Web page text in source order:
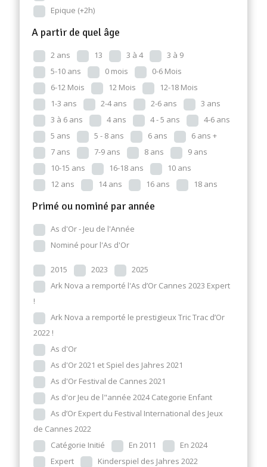
Epique (+2h)
A partir de quel âge
2 ans 13 3 à 4
3 à 9
5-10 ans
0 mois
0-6 Mois
6-12 Mois
12 Mois
12-18 Mois
1-3 ans
2-4 ans 2-6 ans
3 ans
3 à 6 ans
4 ans 4 - 5 ans
4-6 ans
5 ans
5 - 8 ans 6 ans
6 ans +
7 ans
7-9 ans 8 ans
9 ans
10-15 ans
16-18 ans
10 ans
12 ans
14 ans 16 ans 18 ans
Primé ou nominé par année
As d'Or - Jeu de l'Année
Nominé pour l'As d'Or
2015 2023
2025
Ark Nova a remporté l'As d’Or Cannes 2023 Expert
!
Ark Nova a remporté le prestigieux Tric Trac d’Or
2022 !
As d'Or
As d'Or 2021 et Spiel des Jahres 2021
As d'Or Festival de Cannes 2021
As d'or Jeu de l"année 2024 Categorie Enfant
As d’Or Expert du Festival International des Jeux
de Cannes 2022
Catégorie Initié
En 2011
En 2024
Expert
Kinderspiel des Jahres 2022